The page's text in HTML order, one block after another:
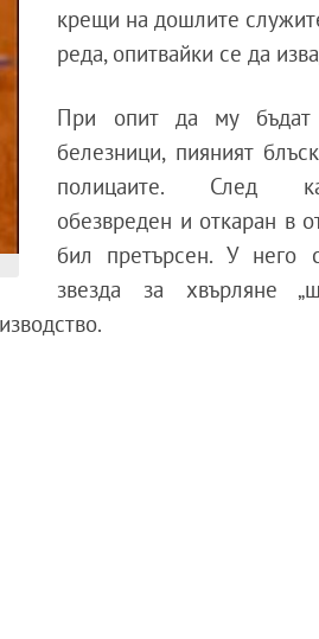
крещи на дошлите
реда, опитвайки се да
При опит да му бъдат
белезници, пияният
полицаите. След
обезвреден и откаран в
бил претърсен. У него
звезда за хвърляне